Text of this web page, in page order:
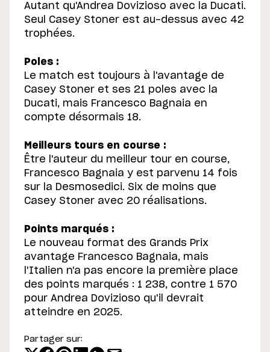
Autant qu'Andrea Dovizioso avec la Ducati.
Seul Casey Stoner est au-dessus avec 42
trophées.
Poles :
Le match est toujours à l'avantage de
Casey Stoner et ses 21 poles avec la
Ducati, mais Francesco Bagnaia en
compte désormais 18.
Meilleurs tours en course :
Être l'auteur du meilleur tour en course,
Francesco Bagnaia y est parvenu 14 fois
sur la Desmosedici. Six de moins que
Casey Stoner avec 20 réalisations.
Points marqués :
Le nouveau format des Grands Prix
avantage Francesco Bagnaia, mais
l'Italien n'a pas encore la première place
des points marqués : 1 238, contre 1 570
pour Andrea Dovizioso qu'il devrait
atteindre en 2025.
Partager sur: